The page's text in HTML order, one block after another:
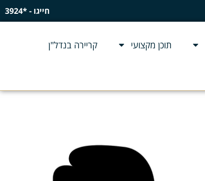
חייגו - *3924
תוכן מקצועי
קריירה בנדל"ן